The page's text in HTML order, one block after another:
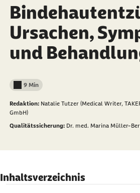
Ursachen,
und
Lesedauer weniger als
9 Min
Redaktion: Natalie Tutzer (Medical Writer,
GmbH)
Qualitätssicherung: Dr. med. Marina Müller-
Inhaltsverzeichnis